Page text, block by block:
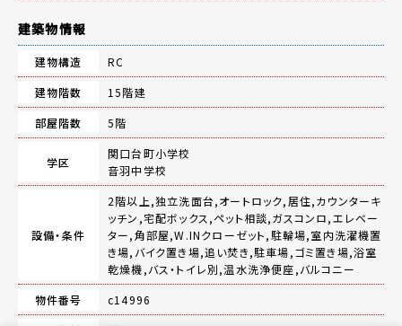
建築物情報
建物構造
RC
建物階数
15階建
部屋階数
5階
学区
関口台町小学校
音羽中学校
設備・条件
2階以上,独立洗面台,オートロック,居住,カウンターキ
ッチン,宅配ボックス,ペット相談,ガスコンロ,エレベー
ター,角部屋,W.INクローゼット,駐輪場,室内洗濯機置
き場,バイク置き場,追い焚き,駐車場,ゴミ置き場,浴室
乾燥機,バス・トイレ別,温水洗浄便座,バルコニー
物件番号
c14996